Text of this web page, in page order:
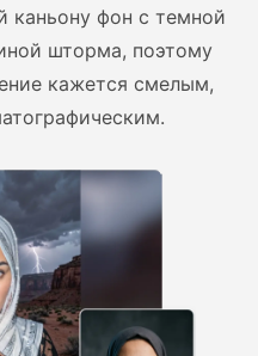
каньону фон с темной
шторма, поэтому
кажется смелым,